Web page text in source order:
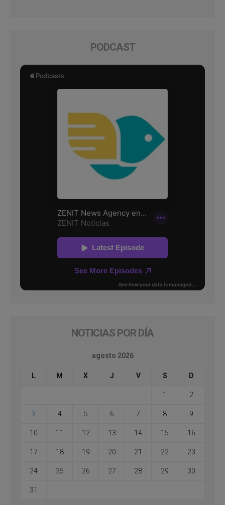
PODCAST
NOTICIAS POR DÍA
agosto 2026
L M X J V S D
1 2
3 4 5 6 7 8 9
10 11 12 13 14 15 16
17 18 19 20 21 22 23
24 25 26 27 28 29 30
31